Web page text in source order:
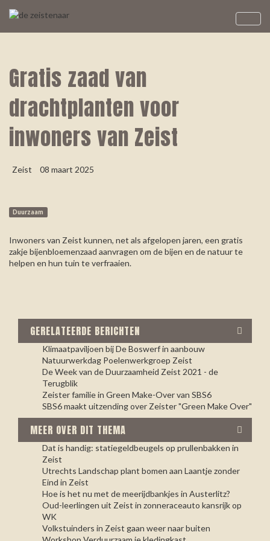
Gratis zaad van
drachtplanten voor
inwoners van Zeist
Zeist 08 maart 2025
Duurzaam
Inwoners van Zeist kunnen, net als afgelopen jaren, een gratis
zakje bijenbloemenzaad aanvragen om de bijen en de natuur te
helpen en hun tuin te verfraaien.
GERELATEERDE BERICHTEN
Klimaatpaviljoen bij De Boswerf in aanbouw
Natuurwerkdag Poelenwerkgroep Zeist
De Week van de Duurzaamheid Zeist 2021 - de
Terugblik
Zeister familie in Green Make-Over van SBS6
SBS6 maakt uitzending over Zeister "Green Make Over"
MEER OVER DIT THEMA
Dat is handig: statiegeldbeugels op prullenbakken in
Zeist
Utrechts Landschap plant bomen aan Laantje zonder
Eind in Zeist
Hoe is het nu met de meerijdbankjes in Austerlitz?
Oud-leerlingen uit Zeist in zonneraceauto kansrijk op
WK
Volkstuinders in Zeist gaan weer naar buiten